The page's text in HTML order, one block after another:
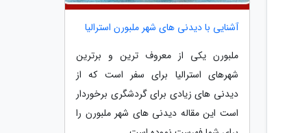
آشنایی با دیدنی های شهر ملبورن استرالیا
ملبورن یکی از معروف ترین و برترین
شهرهای استرالیا برای سفر است که از
دیدنی های زیادی برای گردشگری برخوردار
است این مقاله دیدنی های شهر ملبورن را